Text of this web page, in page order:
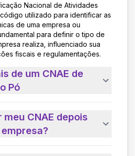
Nacional de Atividades
utilizado para identificar as
de uma empresa ou
para definir o tipo de
realiza, influenciado sua
fiscais e regulamentações.
de um CNAE de
Pó
CNAE depois